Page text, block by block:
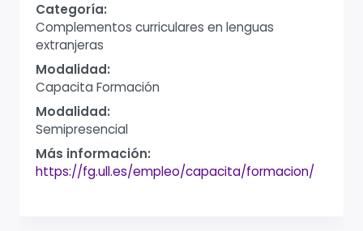
Categoría:
Complementos curriculares en lenguas
extranjeras
Modalidad:
Capacita Formación
Modalidad:
Semipresencial
Más información:
https://fg.ull.es/empleo/capacita/formacion/